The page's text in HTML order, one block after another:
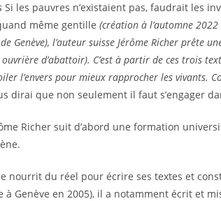
Si les pauvres n’existaient pas, faudrait les
même gentille (création à l’automne
Genève), l’auteur suisse Jérôme Richer prête
ouvrière d’abattoir). C’est à partir de ces trois
l’envers pour mieux rapprocher les vivants.
dirai que non seulement il faut s’engager
Richer suit d’abord une formation
nourrit du réel pour écrire ses textes et
à Genève en 2005), il a notamment écrit et